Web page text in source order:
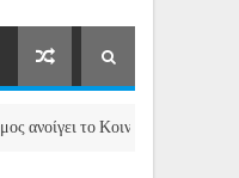
Κοινωνικό Παντοπωλείο για